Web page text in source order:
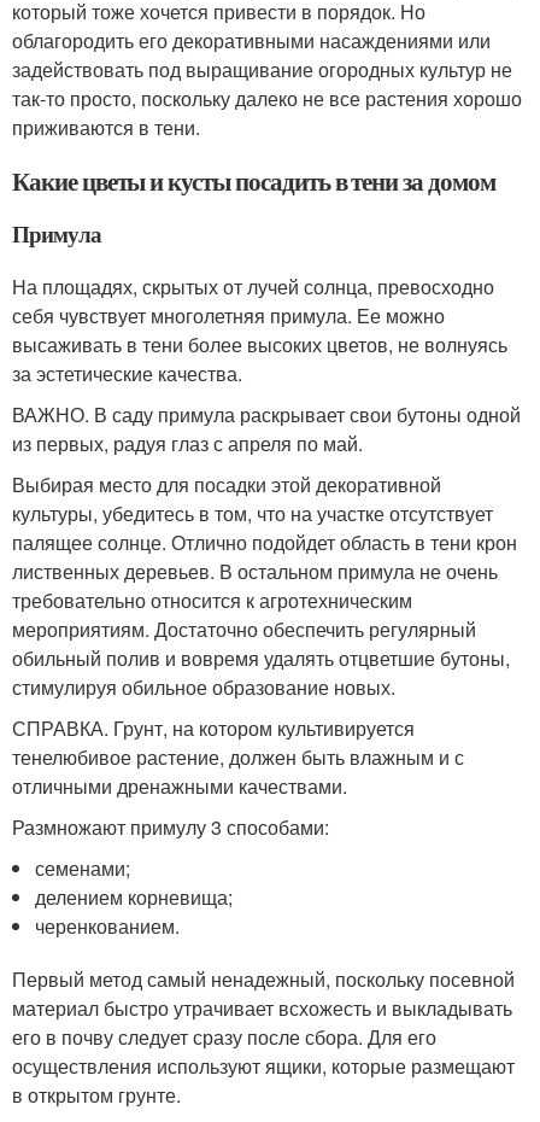
который тоже хочется привести в порядок. Но
облагородить его декоративными насаждениями или
задействовать под выращивание огородных культур не
так-то просто, поскольку далеко не все растения хорошо
приживаются в тени.
Какие цветы и кусты посадить в тени за домом
Примула
На площадях, скрытых от лучей солнца, превосходно
себя чувствует многолетняя примула. Ее можно
высаживать в тени более высоких цветов, не волнуясь
за эстетические качества.
ВАЖНО. В саду примула раскрывает свои бутоны одной
из первых, радуя глаз с апреля по май.
Выбирая место для посадки этой декоративной
культуры, убедитесь в том, что на участке отсутствует
палящее солнце. Отлично подойдет область в тени крон
лиственных деревьев. В остальном примула не очень
требовательно относится к агротехническим
мероприятиям. Достаточно обеспечить регулярный
обильный полив и вовремя удалять отцветшие бутоны,
стимулируя обильное образование новых.
СПРАВКА. Грунт, на котором культивируется
тенелюбивое растение, должен быть влажным и с
отличными дренажными качествами.
Размножают примулу 3 способами:
семенами;
делением корневища;
черенкованием.
Первый метод самый ненадежный, поскольку посевной
материал быстро утрачивает всхожесть и выкладывать
его в почву следует сразу после сбора. Для его
осуществления используют ящики, которые размещают
в открытом грунте.